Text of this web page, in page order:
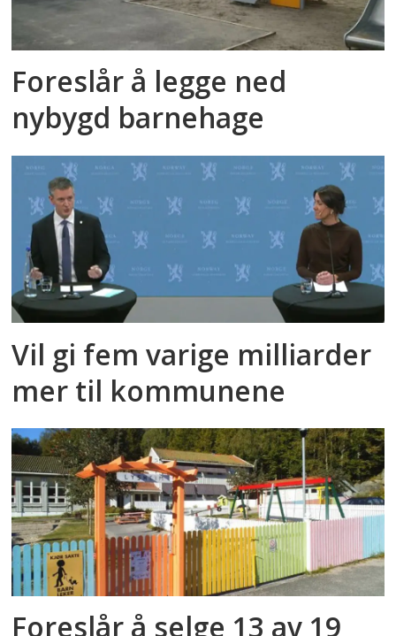
Foreslår å legge ned
nybygd barnehage
Vil gi fem varige milliarder
mer til kommunene
Foreslår å selge 13 av 19